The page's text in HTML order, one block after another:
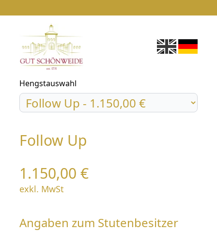
Hengstauswahl
Follow Up
1.150,00 €
exkl. MwSt
Angaben zum Stutenbesitzer